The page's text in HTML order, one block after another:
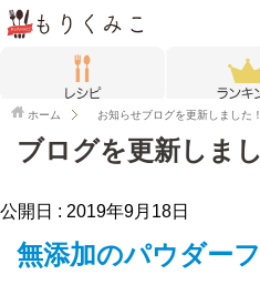
ホーム お知らせブログを更新しました！
ブログを更新しま
公開日 : 2019年9月18日
無添加のパウダー